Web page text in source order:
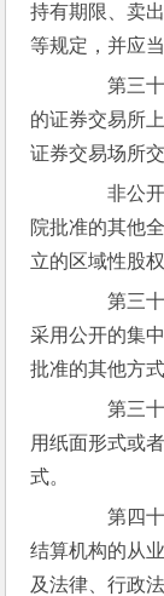
持有期限、卖
等规定，并应
第三十
的证券交易所
证券交易场所交
非公开
院批准的其他
立的区域性股
第三十
采用公开的集
批准的其他方式
第三十
用纸面形式或
式。
第四十
结算机构的从
及法律、行政